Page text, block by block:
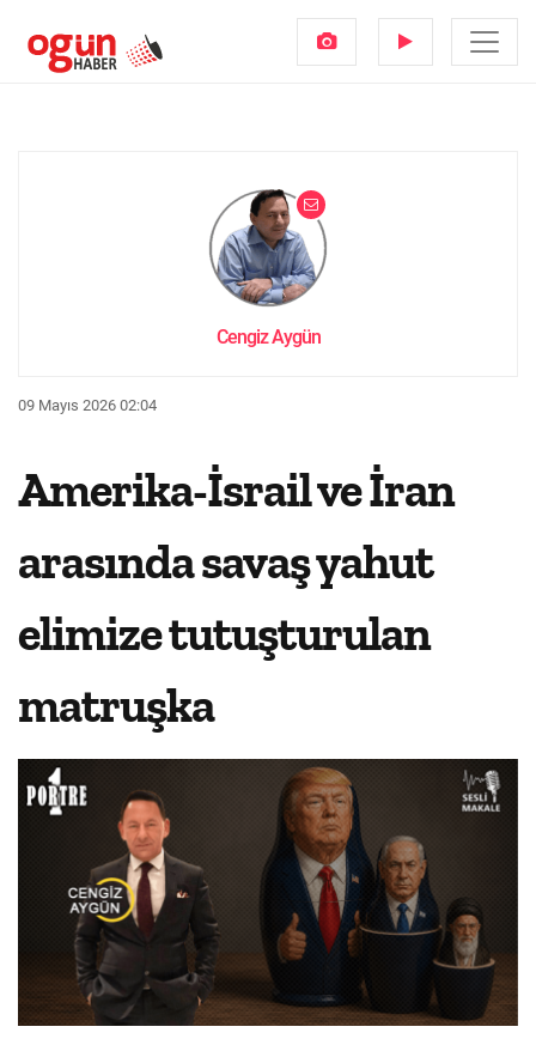
Cengiz Aygün
09 Mayıs 2026 02:04
Amerika-İsrail ve İran
arasında savaş yahut
elimize tutuşturulan
matruşka